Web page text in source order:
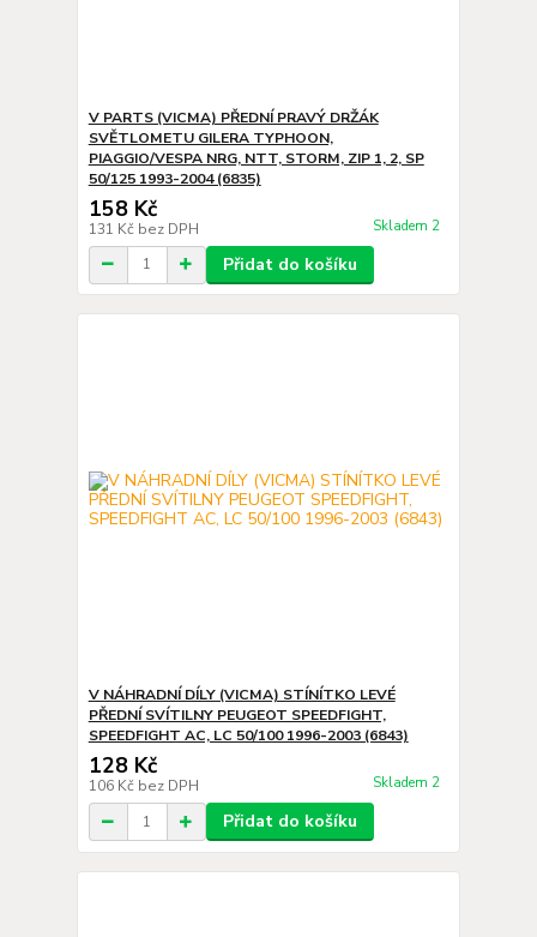
V PARTS (VICMA) PŘEDNÍ PRAVÝ DRŽÁK
SVĚTLOMETU GILERA TYPHOON,
PIAGGIO/VESPA NRG, NTT, STORM, ZIP 1, 2, SP
50/125 1993-2004 (6835)
158 Kč
131 Kč bez DPH Skladem 2
Přidat do košíku
V NÁHRADNÍ DÍLY (VICMA) STÍNÍTKO LEVÉ
PŘEDNÍ SVÍTILNY PEUGEOT SPEEDFIGHT,
SPEEDFIGHT AC, LC 50/100 1996-2003 (6843)
128 Kč
106 Kč bez DPH Skladem 2
Přidat do košíku